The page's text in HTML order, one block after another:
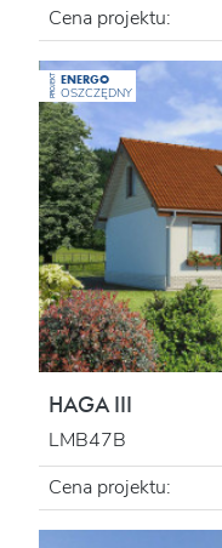
Cena projektu:
PROJEKT ENERGO
OSZCZĘDNY
HAGA III
LMB47B
Cena projektu: